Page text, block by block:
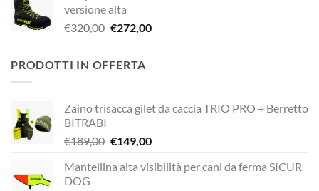
era:
€338,90.€249,00.
versione alta
€320,00 Il
era:
€272,00Il
PRODOTTI IN OFFERTA
Zaino trisacca gilet da caccia TRIO PRO + Berretto
BITRABI
€189,00 Il
originale
€149,00Il
attuale
Mantellina alta visibilità per cani da ferma SICUR
DOG